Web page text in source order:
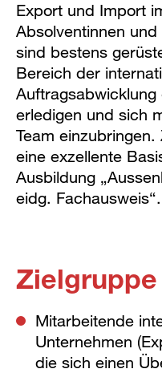
Export und Import
Absolventinnen
sind bestens
Bereich der
Auftragsabwicklung
erledigen und sich
Team
eine exzellente
Ausbildung
eidg. Fachausweis“.
Zielgruppe
Mitarbeitende
Unternehmen
die sich einen